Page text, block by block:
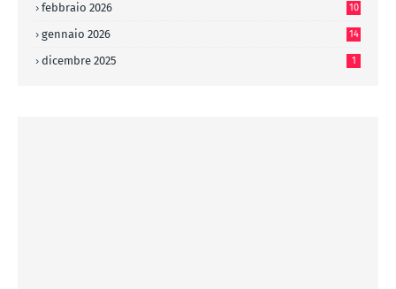
febbraio 2026 10
gennaio 2026 14
dicembre 2025 1